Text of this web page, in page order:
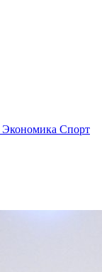
Экономика Спорт